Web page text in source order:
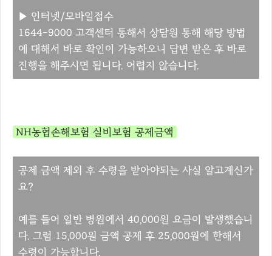
▶ 인터넷/모바일접수
1644-9000 고객센터 통해서 상담원 통해 해당 방법
에 대해서 바로 확인이 가능하오니 답변 받은 후 바로
진행을 해주시면 됩니다. 어렵지 않습니다.
NH농협손해보험 실비보험 공제금액
공제 금액 제외 후 수령을 받아야되는 사실 알고계신가
요?
예를 들어 일반 병원에서 40,000원 요금이 발생했습니
다. 그럼 15,000원 금액 공제 후 25,000원에 한해서
수령이 가능합니다.